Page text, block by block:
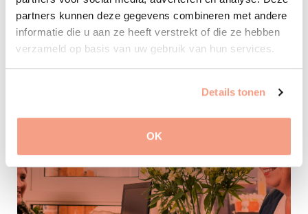
partners kunnen deze gegevens combineren met andere
informatie die u aan ze heeft verstrekt of die ze hebben
verzameld op basis van uw gebruik van hun services.
Details tonen
OK
soms lastig zijn, want ieder kind is anders, net als iedere
ouder. Iedere unieke situatie verlangt daarom ook een
eigen unieke aanpak.